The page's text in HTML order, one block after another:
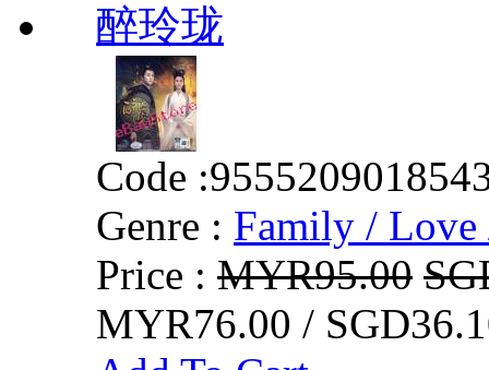
醉玲珑
Code :
Genre : Family / Love
Price : MYR95.00
MYR76.00 /